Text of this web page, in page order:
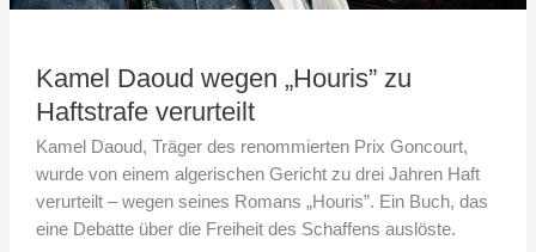
Kamel Daoud wegen „Houris” zu
Haftstrafe verurteilt
Kamel Daoud, Träger des renommierten Prix Goncourt,
wurde von einem algerischen Gericht zu drei Jahren Haft
verurteilt – wegen seines Romans „Houris”. Ein Buch, das
eine Debatte über die Freiheit des Schaffens auslöste.